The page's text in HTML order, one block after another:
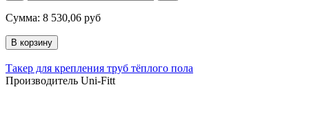
Сумма: 8 530,06 руб
Такер для крепления труб тёплого пола
Производитель Uni-Fitt